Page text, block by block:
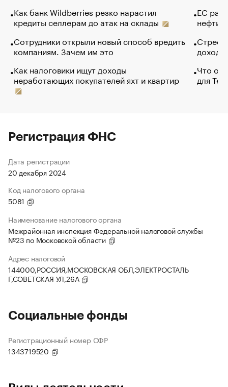
Как банк Wildberries резко нарастил
кредиты селлерам до атак на склады
Сотрудники открыли новый способ вредить
компаниям. Зачем им это
Как налоговики ищут доходы
неработающих покупателей яхт и квартир
ЕС
нефти
Что
для
Регистрация ФНС
Дата регистрации
20 декабря 2024
Код налогового органа
5081
Наименование налогового органа
Межрайонная инспекция Федеральной налоговой службы
№23 по Московской области
Адрес налоговой
144000,РОССИЯ,МОСКОВСКАЯ ОБЛ,ЭЛЕКТРОСТАЛЬ
Г,СОВЕТСКАЯ УЛ,26А
Социальные фонды
Регистрационный номер СФР
1343719520